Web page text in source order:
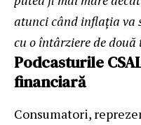
atunci când inflația va
cu o întârziere de două
Podcasturile
financiară
Consumatori,